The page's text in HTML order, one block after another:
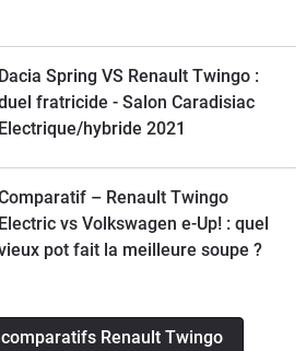
Dacia Spring VS Renault Twingo :
fratricide - Salon Caradisiac
Electrique/hybride 2021
– Renault Twingo
Electric vs Volkswagen e-Up! : quel
pot fait la meilleure soupe ?
Renault Twingo